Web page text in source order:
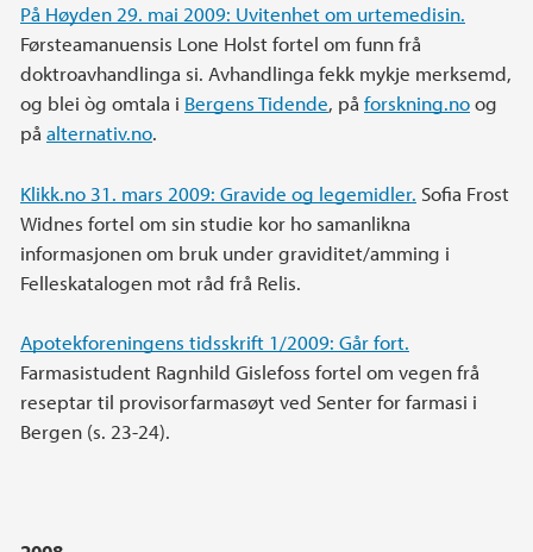
På Høyden 29. mai 2009: Uvitenhet om urtemedisin.
Førsteamanuensis Lone Holst fortel om funn frå
doktroavhandlinga si. Avhandlinga fekk mykje merksemd,
og blei òg omtala i Bergens Tidende, på forskning.noog
på alternativ.no.
Klikk.no 31. mars 2009: Gravide og legemidler. Sofia Frost
Widnes fortel om sin studie kor ho samanlikna
informasjonen om bruk under graviditet/amming i
Felleskatalogen mot råd frå Relis.
Apotekforeningens tidsskrift 1/2009: Går fort.
Farmasistudent Ragnhild Gislefoss fortel om vegen frå
reseptar til provisorfarmasøyt ved Senter for farmasi i
Bergen (s. 23-24).